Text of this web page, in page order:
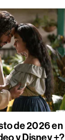
de 2026 en
y Disney +?